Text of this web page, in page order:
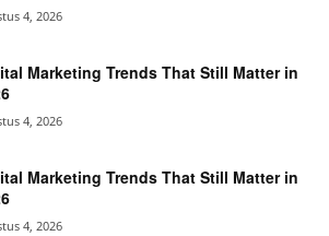
4, 2026
Marketing Trends That Still Matter in
4, 2026
Marketing Trends That Still Matter in
4, 2026